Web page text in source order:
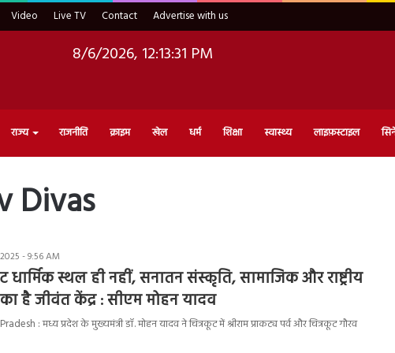
Video Live TV Contact Advertise with us
8/6/2026, 12:13:32 PM
राज्य राजनीति क्राइम खेल धर्म शिक्षा स्वास्थ्य लाइफ़स्टाइल
Divas
- 9:56 AM
धार्मिक स्थल ही नहीं, सनातन संस्कृति, सामाजिक और राष्ट्रीय
है जीवंत केंद्र : सीएम मोहन यादव
: मध्य प्रदेश के मुख्यमंत्री डॉ. मोहन यादव ने चित्रकूट में श्रीराम प्राकट्य पर्व और चित्रकूट गौरव